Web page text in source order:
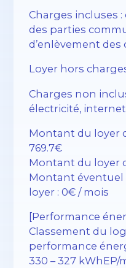
Charges incluses
des parties
d’enlèvement
Loyer hors
Charges non
électricité,
Montant du loyer
769.7€
Montant du loyer
Montant
loyer : 0€ / mois
[Performance
Classement du
performance
330 – 327 kWhEP/